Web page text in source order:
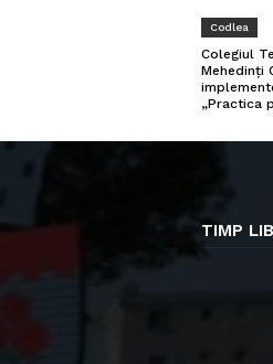
Codlea
Colegiul
Mehedinți
„Practica
TIMP